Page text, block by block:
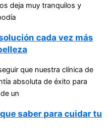
deja muy tranquilos y
cada vez más
que nuestra clínica de
absoluta de éxito para
un
saber para cuidar tu